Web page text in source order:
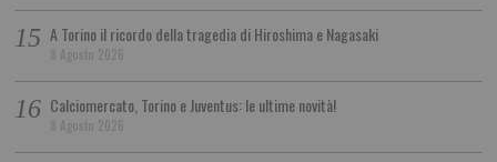
A Torino il ricordo della tragedia di Hiroshima e Nagasaki
8 Agosto 2026
Calciomercato, Torino e Juventus: le ultime novità!
8 Agosto 2026